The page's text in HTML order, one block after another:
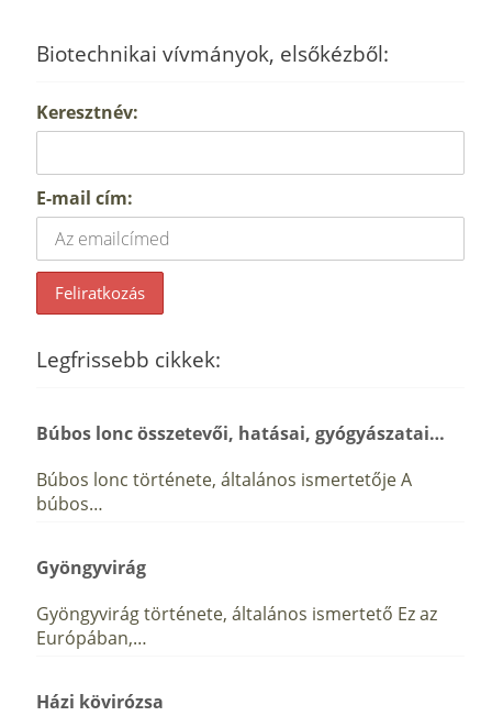
Biotechnikai vívmányok, elsőkézből:
Keresztnév:
E-mail cím:
Legfrissebb cikkek:
Búbos lonc összetevői, hatásai, gyógyászatai…
Búbos lonc története, általános ismertetője A
búbos…
Gyöngyvirág
Gyöngyvirág története, általános ismertető Ez az
Európában,…
Házi kövirózsa